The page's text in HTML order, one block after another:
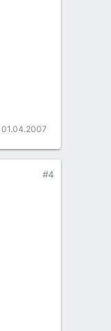
01.04.2007
#4